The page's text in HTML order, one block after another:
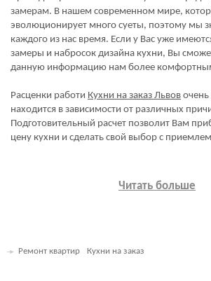
замерам. В нашем современном мире,
эволюционирует много суеты, поэтому мы
каждого из нас время. Если у Вас уже
замеры и набросок дизайна кухни, Вы
данную информацию нам более
Расценки работи Кухни на заказ Львов очень
находится в зависимости от различных
Подготовительный расчет позволит Вам
цену кухни и сделать свой выбор с
Читать больше
Ремонт квартир Кухни на заказ